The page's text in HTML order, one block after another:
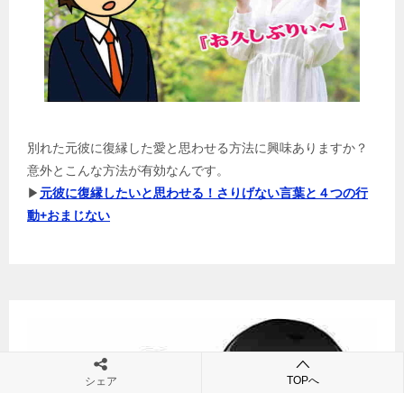
別れた元彼に復縁した愛と思わせる方法に興味ありますか？
意外とこんな方法が有効なんです。
▶ 元彼に復縁したいと思わせる！さりげない言葉と４つの行
動+おまじない
シェア TOPへ